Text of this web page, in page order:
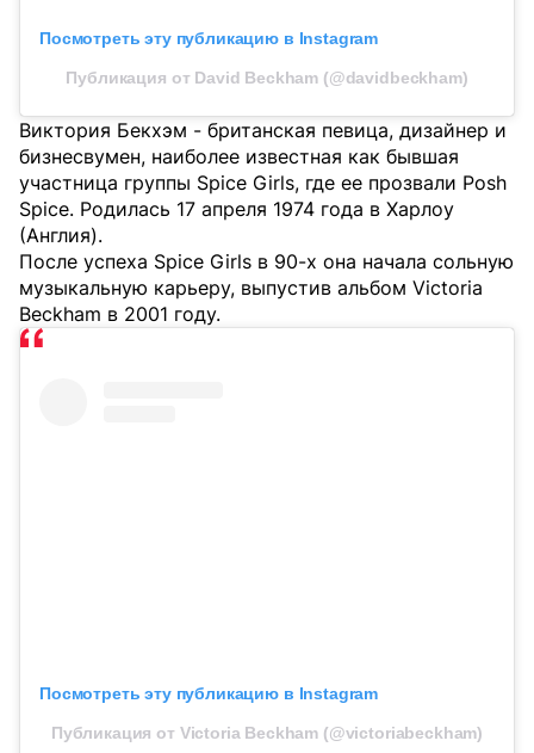
Посмотреть эту публикацию в Instagram
Публикация от David Beckham (@davidbeckham)
Виктория Бекхэм - британская певица, дизайнер и
бизнесвумен, наиболее известная как бывшая
участница группы Spice Girls, где ее прозвали Posh
Spice. Родилась 17 апреля 1974 года в Харлоу
(Англия).
После успеха Spice Girls в 90-х она начала сольную
музыкальную карьеру, выпустив альбом Victoria
Beckham в 2001 году.
Посмотреть эту публикацию в Instagram
Публикация от Victoria Beckham (@victoriabeckham)